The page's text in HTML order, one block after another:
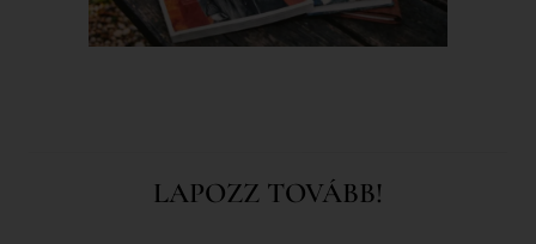
LAPOZZ TOVÁBB!